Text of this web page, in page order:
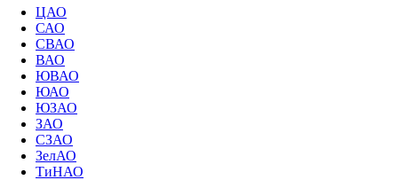
ЦАО
САО
СВАО
ВАО
ЮВАО
ЮАО
ЮЗАО
ЗАО
СЗАО
ЗелАО
ТиНАО